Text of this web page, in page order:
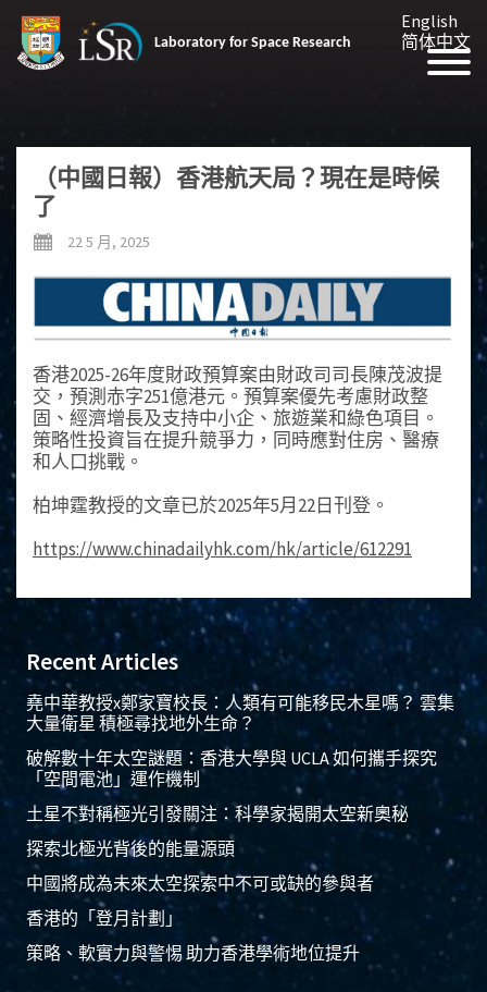
Laboratory for Space Research
English
简体中文
（中國日報）香港航天局？現在是時候
了
22 5 月, 2025
香港2025-26年度財政預算案由財政司司長陳茂波提
交，預測赤字251億港元。預算案優先考慮財政整
固、經濟增長及支持中小企、旅遊業和綠色項目。
策略性投資旨在提升競爭力，同時應對住房、醫療
和人口挑戰。
柏坤霆教授的文章已於2025年5月22日刊登。
https://www.chinadailyhk.com/hk/article/612291
Recent Articles
堯中華教授x鄭家寶校長：人類有可能移民木星嗎？ 雲集
大量衛星 積極尋找地外生命？
破解數十年太空謎題：香港大學與 UCLA 如何攜手探究
「空間電池」運作機制
土星不對稱極光引發關注：科學家揭開太空新奧秘
探索北極光背後的能量源頭
中國將成為未來太空探索中不可或缺的參與者
香港的「登月計劃」
策略、軟實力與警惕 助力香港學術地位提升